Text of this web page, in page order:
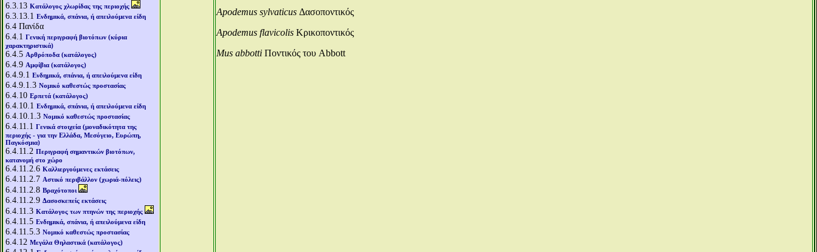
6.3.13 Κατάλογος χλωρίδας της περιοχής
6.3.13.1 Ενδημικά, σπάνια, ή απειλούμενα είδη
6.4 Πανίδα
6.4.1 Γενική περιγραφή βιοτόπων (κύρια
χαρακτηριστικά)
6.4.5 Αρθρόποδα (κατάλογος)
6.4.9 Αμφίβια (κατάλογος)
6.4.9.1 Ενδημικά, σπάνια, ή απειλούμενα είδη
6.4.9.1.3 Νομικό καθεστώς προστασίας
6.4.10 Ερπετά (κατάλογος)
6.4.10.1 Ενδημικά, σπάνια, ή απειλούμενα είδη
6.4.10.1.3 Νομικό καθεστώς προστασίας
6.4.11.1 Γενικά στοιχεία (μοναδικότητα της
περιοχής - για την Ελλάδα, Μεσόγειο, Ευρώπη,
Παγκόσμια)
6.4.11.2 Περιγραφή σημαντικών βιοτόπων,
κατανομή στο χώρο
6.4.11.2.6 Καλλιεργούμενες εκτάσεις
6.4.11.2.7 Αστικό περιβάλλον (χωριά-πόλεις)
6.4.11.2.8 Βραχότοποι
6.4.11.2.9 Δασοσκεπείς εκτάσεις
6.4.11.3 Κατάλογος των πτηνών της περιοχής
6.4.11.5 Ενδημικά, σπάνια, ή απειλούμενα είδη
6.4.11.5.3 Νομικό καθεστώς προστασίας
6.4.12 Μεγάλα Θηλαστικά (κατάλογος)
Apodemus sylvaticus Δασοποντικός
Apodemus flavicolis Κρικοποντικός
Mus abbotti Ποντικός του Abbott